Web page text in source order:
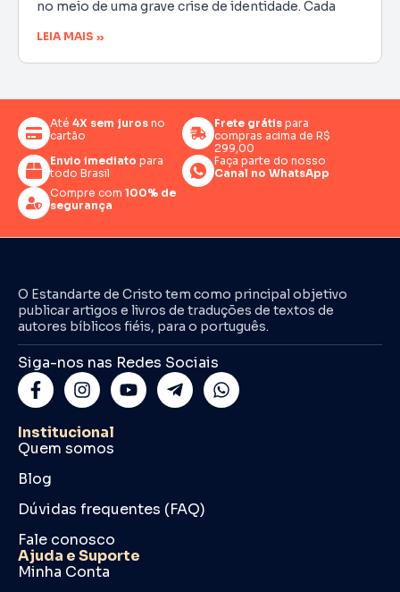
no meio de uma grave crise de identidade. Cada
LEIA MAIS »
Até 4X sem juros no
cartão
Frete grátispara
compras acima de R$
299,00
Envio imediato para
todo Brasil
Faça parte do nosso
Canal no WhatsApp
Compre com 100% de
segurança
O Estandarte de Cristo tem como principal objetivo
publicar artigos e livros de traduções de textos de
autores bíblicos fiéis, para o português.
Siga-nos nas Redes Sociais
Institucional
Quem somos
Blog
Dúvidas frequentes (FAQ)
Fale conosco
Ajuda e Suporte
Minha Conta